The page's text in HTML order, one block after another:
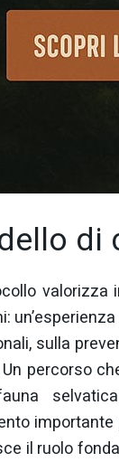
di
valorizza
sulla
percorso
il ruolo